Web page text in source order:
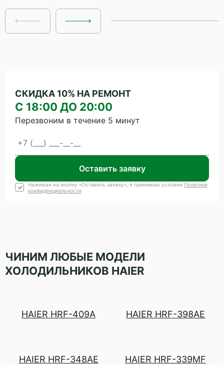
СКИДКА 10% НА РЕМОНТ
С 18:00 ДО 20:00
Перезвоним в течение 5 минут
Оставить заявку
Нажимая на кнопку «Оставить заявку», я принимаю условия Политики
конфиденциальности
ЧИНИМ ЛЮБЫЕ МОДЕЛИ
ХОЛОДИЛЬНИКОВ HAIER
HAIER HRF-409A HAIER HRF-398AE
HAIER HRF-348AE HAIER HRF-339MF